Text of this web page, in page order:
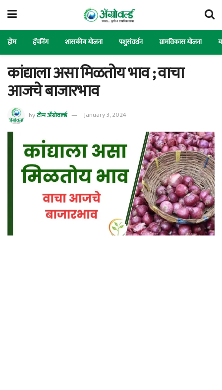
होम हॅपनिंग शासकीय योजना पशुसंवर्धन ग्रामविकास योजना
कांद्याला असा मिळतोय भाव ; वाचा
आजचे बाजारभाव
byटीम ॲग्रोवर्ल्ड January 3, 2024